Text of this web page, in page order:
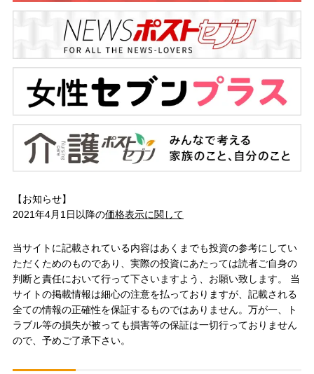
【お知らせ】
2021年4月1日以降の価格表示に関して
当サイトに記載されている内容はあくまでも投資の参考にしてい
ただくためのものであり、実際の投資にあたっては読者ご自身の
判断と責任において行って下さいますよう、お願い致します。 当
サイトの掲載情報は細心の注意を払っておりますが、記載される
全ての情報の正確性を保証するものではありません。万が一、ト
ラブル等の損失が被っても損害等の保証は一切行っておりません
ので、予めご了承下さい。